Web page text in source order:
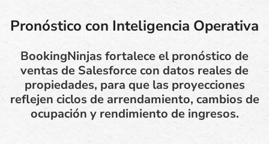
Pronóstico con Inteligencia Operativa
BookingNinjas fortalece el pronóstico de
ventas de Salesforce con datos reales de
propiedades, para que las proyecciones
reflejen ciclos de arrendamiento, cambios de
ocupación y rendimiento de ingresos.